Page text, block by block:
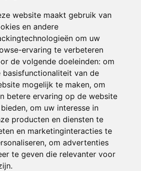
website maakt gebruik van
en andere
om uw
ervaring te verbeteren
de volgende doeleinden: om
basisfunctionaliteit van de
mogelijk te maken, om
betere ervaring op de website
, om uw interesse in
producten en diensten te
en marketinginteracties te
, om advertenties
te geven die relevanter voor
.